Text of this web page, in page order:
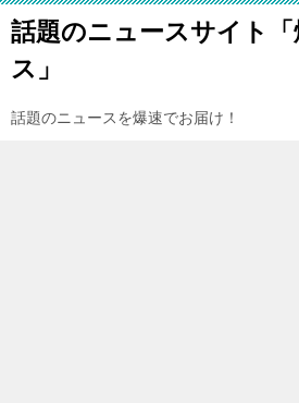
話題のニュースサイト
ス」
話題のニュースを爆速でお届け！